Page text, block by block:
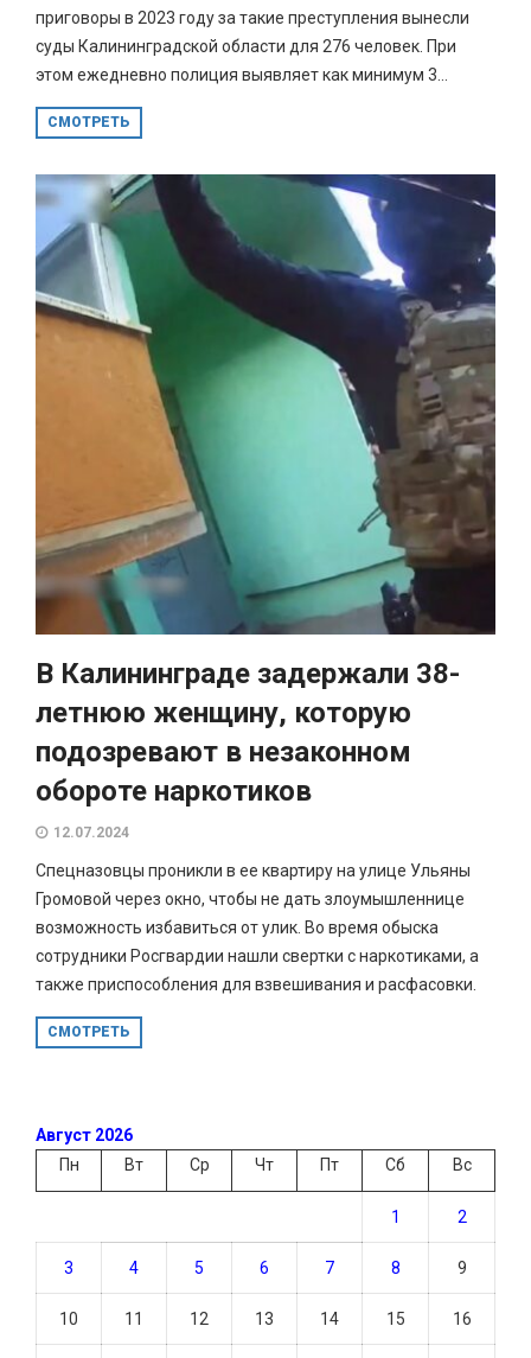
приговоры в 2023 году за такие преступления вынесли
суды Калининградской области для 276 человек. При
этом ежедневно полиция выявляет как минимум 3...
СМОТРЕТЬ
В Калининграде задержали 38-
летнюю женщину, которую
подозревают в незаконном
обороте наркотиков
12.07.2024
Спецназовцы проникли в ее квартиру на улице Ульяны
Громовой через окно, чтобы не дать злоумышленнице
возможность избавиться от улик. Во время обыска
сотрудники Росгвардии нашли свертки с наркотиками, а
также приспособления для взвешивания и расфасовки.
СМОТРЕТЬ
Август 2026
Пн
Вт Ср Чт Пт Сб Вс
1 2
3 4 5 6 7 8 9
10 11 12 13 14 15 16